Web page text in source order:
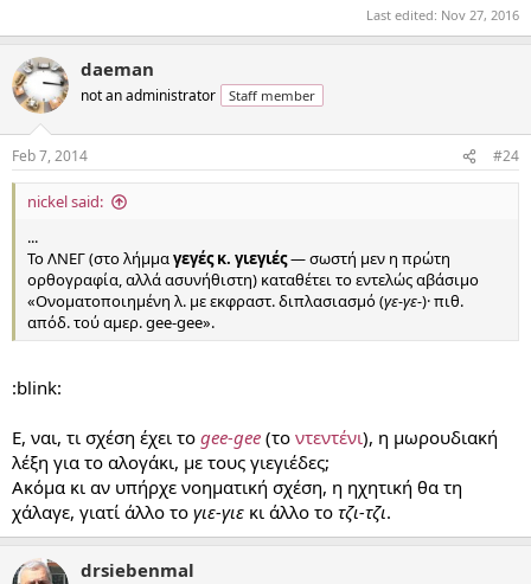
Last edited: Nov 27, 2016
daeman
not an administrator Staff member
Feb 7, 2014 #24
nickel said:
...
Το ΛΝΕΓ (στο λήμμαγεγές κ. γιεγιές— σωστή μεν η πρώτη
ορθογραφία, αλλά ασυνήθιστη) καταθέτει το εντελώς αβάσιμο
«Ονοματοποιημένη λ. με εκφραστ. διπλασιασμό (γε-γε-)· πιθ.
απόδ. τού αμερ. gee-gee».
:blink:
Ε, ναι, τι σχέση έχει το gee-gee (το ντεντένι), η μωρουδιακή
λέξη για το αλογάκι, με τους γιεγιέδες;
Ακόμα κι αν υπήρχε νοηματική σχέση, η ηχητική θα τη
χάλαγε, γιατί άλλο το γιε-γιε κι άλλο το τζι-τζι.
drsiebenmal